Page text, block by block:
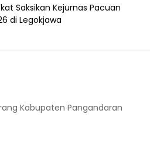
Saksikan Kejurnas Pacuan
di Legokjawa
Kabupaten Pangandaran